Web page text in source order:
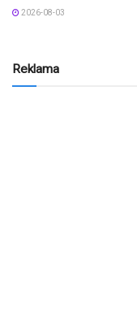
2026-08-03
Reklama